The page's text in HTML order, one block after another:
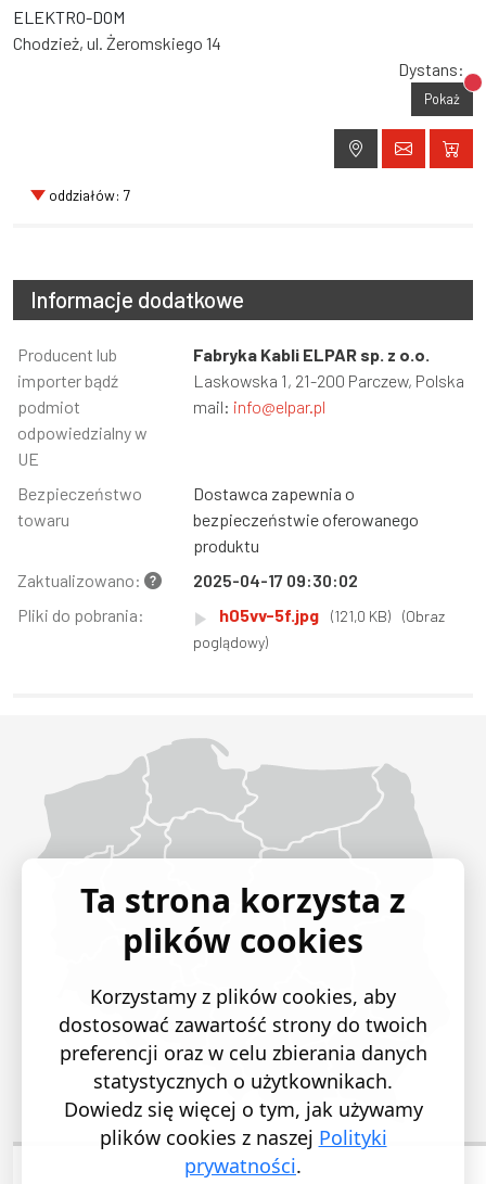
ELEKTRO-DOM
Chodzież, ul. Żeromskiego 14
Dystans:
Pokaż
oddziałów: 7
Informacje dodatkowe
Informacja
Wartość
Producent lub
importer bądź
podmiot
odpowiedzialny w
UE
Fabryka Kabli ELPAR sp. z o.o.
Laskowska 1, 21-200 Parczew, Polska
mail: info@elpar.pl
Bezpieczeństwo
towaru
Dostawca zapewnia o
bezpieczeństwie oferowanego
produktu
Zaktualizowano:
2025-04-17 09:30:02
Pliki do pobrania:
h05vv-5f.jpg (121,0 KB)
(Obraz
poglądowy)
Ta strona korzysta z
plików cookies
Korzystamy z plików cookies, aby
dostosować zawartość strony do twoich
preferencji oraz w celu zbierania danych
statystycznych o użytkownikach.
Dowiedz się więcej o tym, jak używamy
plików cookies z naszej Polityki
prywatności.